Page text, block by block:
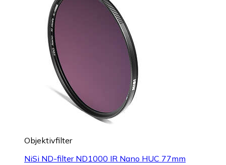
Objektivfilter
NiSi ND-filter ND1000 IR Nano HUC 77mm